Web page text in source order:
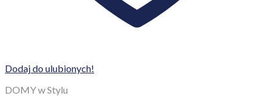
Dodaj do ulubionych!
DOMY w Stylu